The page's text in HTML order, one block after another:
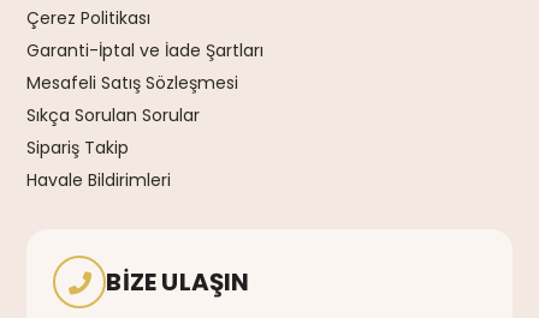
Çerez Politikası
Garanti-İptal ve İade Şartları
Mesafeli Satış Sözleşmesi
Sıkça Sorulan Sorular
Sipariş Takip
Havale Bildirimleri
BIZE ULAŞIN